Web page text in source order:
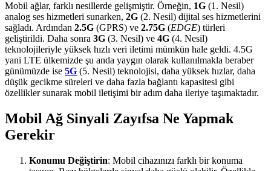
Mobil ağlar, farklı nesillerde gelişmiştir. Örneğin, 1G (1. Nesil)
analog ses hizmetleri sunarken, 2G (2. Nesil) dijital ses hizmetlerini
sağladı. Ardından 2.5G (GPRS) ve 2.75G (EDGE) türleri
geliştirildi. Daha sonra 3G (3. Nesil) ve 4G (4. Nesil)
teknolojileriyle yüksek hızlı veri iletimi mümkün hale geldi. 4.5G
yani LTE ülkemizde şu anda yaygın olarak kullanılmakla beraber
günümüzde ise 5G (5. Nesil) teknolojisi, daha yüksek hızlar, daha
düşük gecikme süreleri ve daha fazla bağlantı kapasitesi gibi
özellikler sunarak mobil iletişimi bir adım daha ileriye taşımaktadır.
Mobil Ağ Sinyali Zayıfsa Ne Yapmak
Gerekir
Konumu Değiştirin: Mobil cihazınızı farklı bir konuma